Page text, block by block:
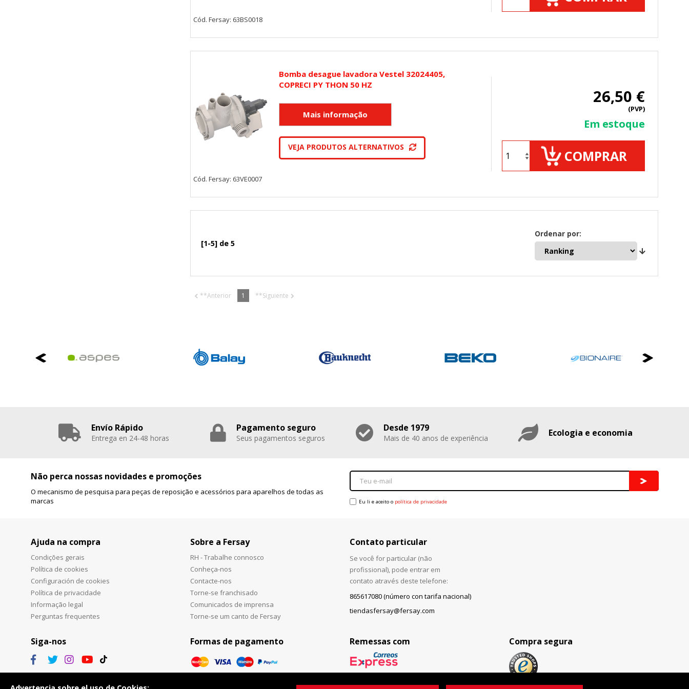
Cód. Fersay: 63BS0018
Bomba desague lavadora Vestel 32024405,
COPRECI PY THON 50 HZ
VEJA PRODUTOS ALTERNATIVOS
26,50 €
(PVP)
Em estoque
COMPRAR
Cód. Fersay: 63VE0007
[1-5] de 5
Ordenar por:
**Anterior 1 **Siguiente
Envío Rápido
Entrega en 24-48 horas
Pagamento seguro
Seus pagamentos seguros
Desde 1979
Mais de 40 anos de experiência Ecologia e economia
Não perca nossas novidades e promoções
O mecanismo de pesquisa para peças de reposição e acessórios para aparelhos de todas as
marcas
Eu li e aceito o política de privacidade
Ajuda na compra
Condições gerais
Política de cookies
Configuración de cookies
Política de privacidade
Informação legal
Perguntas frequentes
Sobre a Fersay
RH - Trabalhe connosco
Conheça-nos
Contacte-nos
Torne-se franchisado
Comunicados de imprensa
Torne-se um canto de Fersay
Contato particular
Se você for particular (não
profissional), pode entrar em
contato através deste telefone:
865617080 (número con tarifa nacional)
tiendasfersay@fersay.com
Siga-nos Formas de pagamento Remessas com Compra segura
GUARDAR CONFIGURACIÓN
Puedes volver a configurar tus cookies desde la sección "Configuración de cookies" al pie de la página. También puedes consultar nuestra